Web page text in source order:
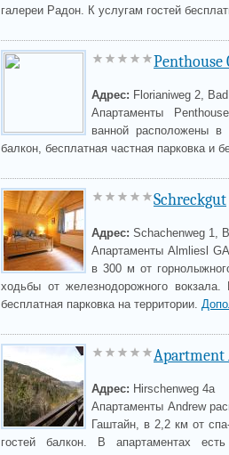
галереи Радон. К услугам гостей
Penthouse
Адрес: Florianiweg 2,
Апартаменты
ванной расположены в
балкон, бесплатная частная парковка и
Schreckgut
Адрес: Schachenweg 1,
Апартаменты Almliesl
в 300 м от
ходьбы от железнодорожного
бесплатная парковка на территории.
Apartment
Адрес: Hirschenweg 4a
Апартаменты Andrew
Гаштайн, в 2,2 км от
гостей балкон. В апартаментах